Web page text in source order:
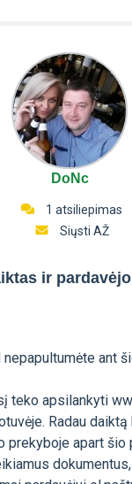
DoNc
1 atsiliepimas
Siųsti AŽ
ir
nepapultumėte ant
teko apsilankyti
Radau
prekyboje apart šio